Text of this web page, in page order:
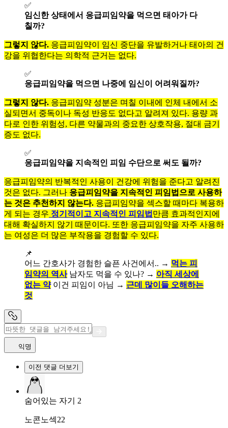
✅
임신한 상태에서 응급피임약을 먹으면 태아가 다
칠까?
그렇지 않다. 응급피임약이 임신 중단을 유발하거나 태아의 건
강을 위협한다는 의학적 근거는 없다.
✅
응급피임약을 먹으면 나중에 임신이 어려워질까?
그렇지 않다. 응급피임약 성분은 며칠 이내에 인체 내에서 소
실되면서 중독이나 독성 반응도 없다고 알려져 있다. 용량 과
다로 인한 위험성, 다른 약물과의 중요한 상호작용, 절대 금기
증도 없다.
✅
응급피임약을 지속적인 피임 수단으로 써도 될까?
응급피임약의 반복적인 사용이 건강에 위험을 준다고 알려진
것은 없다. 그러나 응급피임약을 지속적인 피임법으로 사용하
는 것은 추천하지 않는다. 응급피임약을 섹스할 때마다 복용하
게 되는 경우 정기적이고 지속적인 피임법 만큼 효과적인지에
대해 확실하지 않기 때문이다. 또한 응급피임약을 자주 사용하
는 여성은 더 많은 부작용을 경험할 수 있다.
📌
어느 간호사가 경험한 슬픈 사건에서.. → 먹는 피
임약의 역사남자도 먹을 수 있나? → 아직 세상에
없는 약이건 피임이 아님 → 근데 많이들 오해하는
것
익명
이전 댓글 더보기
숨어있는 자기 2
노콘노섹22